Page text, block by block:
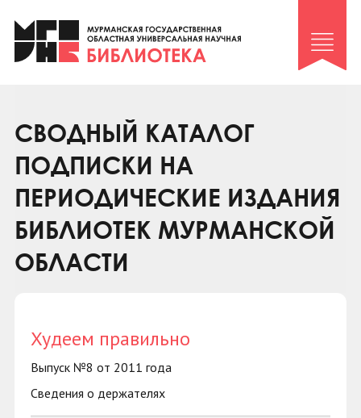
Клуб «Гиря и сельдерей»
Клуб «Семейный архив»
Коллегам
Контакты
СВОДНЫЙ КАТАЛОГ
ПОДПИСКИ НА
ПЕРИОДИЧЕСКИЕ ИЗДАНИЯ
БИБЛИОТЕК МУРМАНСКОЙ
ОБЛАСТИ
Худеем правильно
Выпуск №8 от 2011 года
Сведения о держателях